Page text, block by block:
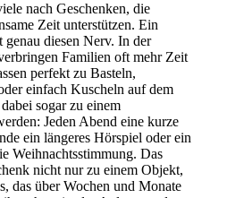
nach Geschenken, die
Zeit unterstützen. Ein
genau diesen Nerv. In der
Familien oft mehr Zeit
perfekt zu Basteln,
einfach Kuscheln auf dem
sogar zu einem
Jeden Abend eine kurze
ein längeres Hörspiel oder ein
Weihnachtsstimmung. Das
nicht nur zu einem Objekt,
das über Wochen und Monate